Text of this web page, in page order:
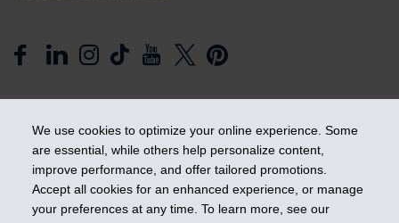
We use cookies to optimize your online experience. Some
are essential, while others help personalize content,
improve performance, and offer tailored promotions.
Accept all cookies for an enhanced experience, or manage
your preferences at any time. To learn more, see our
Prendre les devants